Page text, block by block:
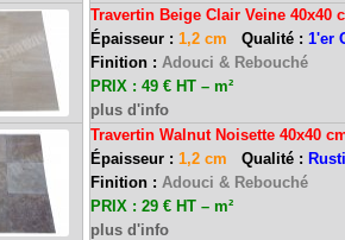
Travertin Beige Clair Veine 40x40
Épaisseur : 1,2 cm Qualité : 1'er
Finition : Adouci & Rebouché
PRIX : 49 € HT – m²
plus d'info
Travertin Walnut Noisette 40x40
Épaisseur : 1,2 cm Qualité :
Finition : Adouci & Rebouché
PRIX : 29 € HT – m²
plus d'info